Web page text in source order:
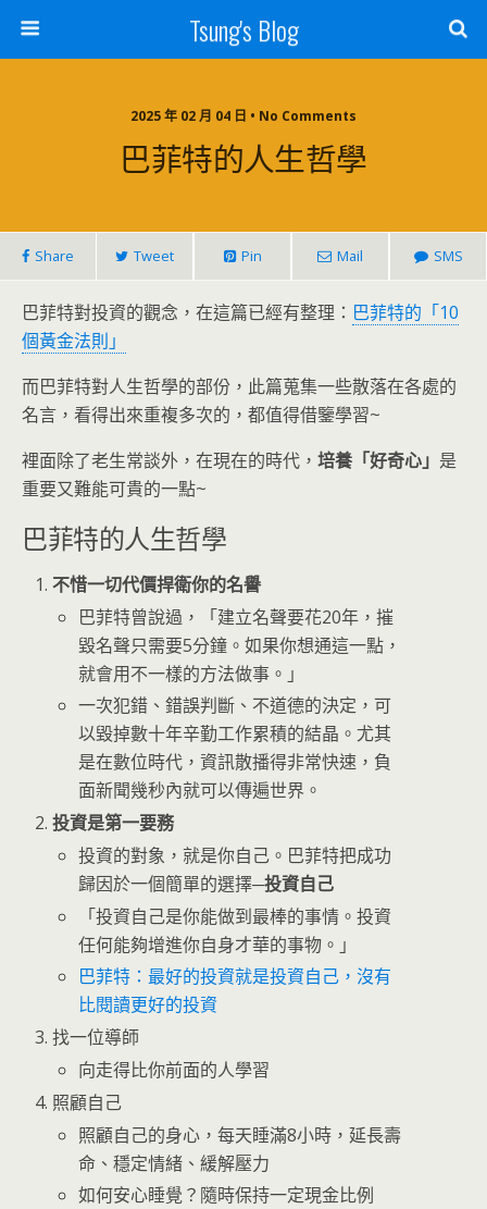
Tsung's Blog
2025 年 02 月 04 日 • No Comments
巴菲特的人生哲學
Share Tweet Pin Mail SMS
巴菲特對投資的觀念，在這篇已經有整理： 巴菲特的「10
個黃金法則」
而巴菲特對人生哲學的部份，此篇蒐集一些散落在各處的
名言，看得出來重複多次的，都值得借鑒學習~
裡面除了老生常談外，在現在的時代， 培養「好奇心」 是
重要又難能可貴的一點~
巴菲特的人生哲學
不惜一切代價捍衛你的名譽
巴菲特曾說過，「建立名聲要花20年，摧
毀名聲只需要5分鐘。如果你想通這一點，
就會用不一樣的方法做事。」
一次犯錯、錯誤判斷、不道德的決定，可
以毀掉數十年辛勤工作累積的結晶。尤其
是在數位時代，資訊散播得非常快速，負
面新聞幾秒內就可以傳遍世界。
投資是第一要務
投資的對象，就是你自己。巴菲特把成功
歸因於一個簡單的選擇─投資自己
「投資自己是你能做到最棒的事情。投資
任何能夠增進你自身才華的事物。」
巴菲特：最好的投資就是投資自己，沒有
比閱讀更好的投資
找一位導師
向走得比你前面的人學習
照顧自己
照顧自己的身心，每天睡滿8小時，延長壽
命、穩定情緒、緩解壓力
如何安心睡覺？隨時保持一定現金比例